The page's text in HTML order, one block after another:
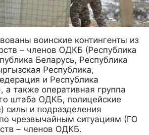
воинские контингенты из
– членов ОДКБ (Республика
Беларусь, Республика
Республика,
и Республика
а также оперативная группа
штаба ОДКБ, полицейские
силы и подразделения
чрезвычайным ситуациям (ГО
– членов ОДКБ.